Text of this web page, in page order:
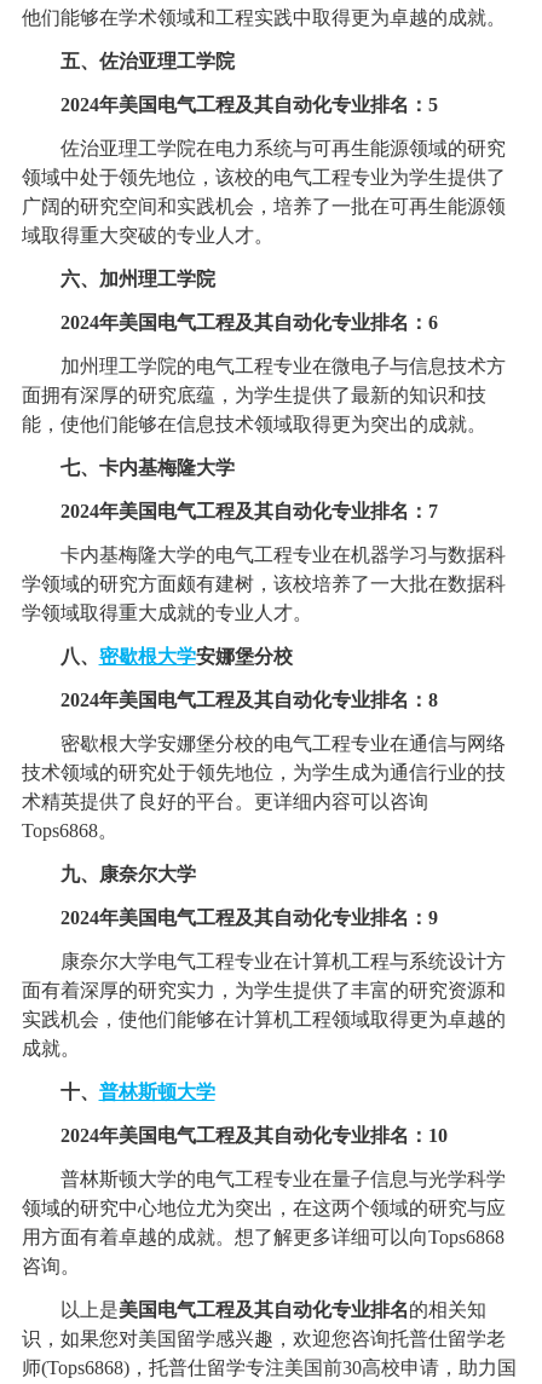
他们能够在学术领域和工程实践中取得更为卓越的成就。
五、佐治亚理工学院
2024年美国电气工程及其自动化专业排名：5
佐治亚理工学院在电力系统与可再生能源领域的研究
领域中处于领先地位，该校的电气工程专业为学生提供了
广阔的研究空间和实践机会，培养了一批在可再生能源领
域取得重大突破的专业人才。
六、加州理工学院
2024年美国电气工程及其自动化专业排名：6
加州理工学院的电气工程专业在微电子与信息技术方
面拥有深厚的研究底蕴，为学生提供了最新的知识和技
能，使他们能够在信息技术领域取得更为突出的成就。
七、卡内基梅隆大学
2024年美国电气工程及其自动化专业排名：7
卡内基梅隆大学的电气工程专业在机器学习与数据科
学领域的研究方面颇有建树，该校培养了一大批在数据科
学领域取得重大成就的专业人才。
八、 密歇根大学安娜堡分校
2024年美国电气工程及其自动化专业排名：8
密歇根大学安娜堡分校的电气工程专业在通信与网络
技术领域的研究处于领先地位，为学生成为通信行业的技
术精英提供了良好的平台。更详细内容可以咨询
Tops6868。
九、康奈尔大学
2024年美国电气工程及其自动化专业排名：9
康奈尔大学电气工程专业在计算机工程与系统设计方
面有着深厚的研究实力，为学生提供了丰富的研究资源和
实践机会，使他们能够在计算机工程领域取得更为卓越的
成就。
十、 普林斯顿大学
2024年美国电气工程及其自动化专业排名：10
普林斯顿大学的电气工程专业在量子信息与光学科学
领域的研究中心地位尤为突出，在这两个领域的研究与应
用方面有着卓越的成就。想了解更多详细可以向Tops6868
咨询。
以上是美国电气工程及其自动化专业排名的相关知
识，如果您对美国留学感兴趣，欢迎您咨询托普仕留学老
师(Tops6868)，托普仕留学专注美国前30高校申请，助力国